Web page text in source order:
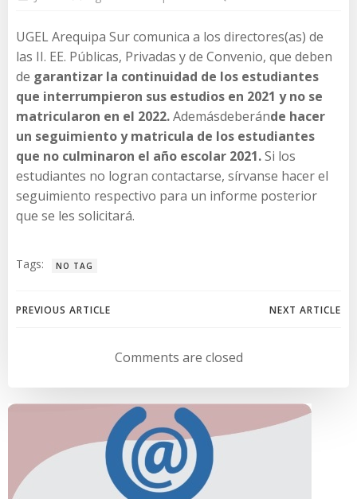
UGEL Arequipa Sur comunica a los directores(as) de
las II. EE. Públicas, Privadas y de Convenio, que deben
de garantizar la continuidad de los estudiantes
que interrumpieron sus estudios en 2021 y no se
matricularon en el 2022.Ademásdeberánde hacer
un seguimiento y matricula de los estudiantes
que no culminaron el año escolar 2021.Si los
estudiantes no logran contactarse, sírvanse hacer el
seguimiento respectivo para un informe posterior
que se les solicitará.
Tags: NO TAG
Navegación
entradas
PREVIOUS ARTICLE
Navegación
de
entradas
NEXT ARTICLE
Comments are closed